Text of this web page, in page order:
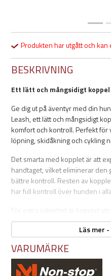
Produkten har utgått och kan
BESKRIVNING
Ett lätt och mångsidigt koppel
Ge dig ut på äventyr med din
Leash, ett lätt och mångsidigt
komfort och kontroll. Perfekt för
löpning, skidåkning och cykling
Det smarta med kopplet är att
handtaget, vilket eliminerar
bättre kontroll. Resten av
har full kontroll över hunden i
båda sidor, så att både du och
förhållanden. Den slitstarka,
ger en trygg och säker
era äventyr utan bekymmer.
Med Non-stop Touring Bungee
Läs mer
VARUMÄRKE